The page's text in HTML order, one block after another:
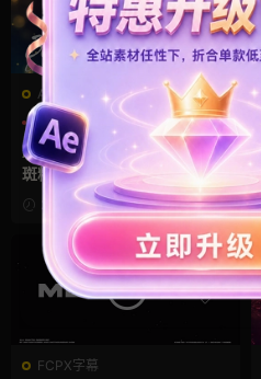
AE模板
圣诞模板
夜空 奢华
AE模板：星空夜晚烟花梦幻光
斑粒子虚化背景浪漫视频片头
标题AE模板 Bokeh Christma
s Message
2021-12-28
FCPX字幕